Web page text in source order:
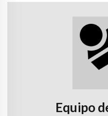
Equipo